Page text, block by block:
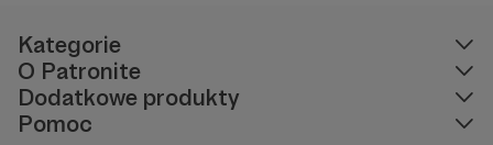
Kategorie
O Patronite
Dodatkowe produkty
Pomoc